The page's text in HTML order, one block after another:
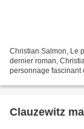
Christian Salmon, Le
dernier roman,
personnage fascinant
Clauzewitz